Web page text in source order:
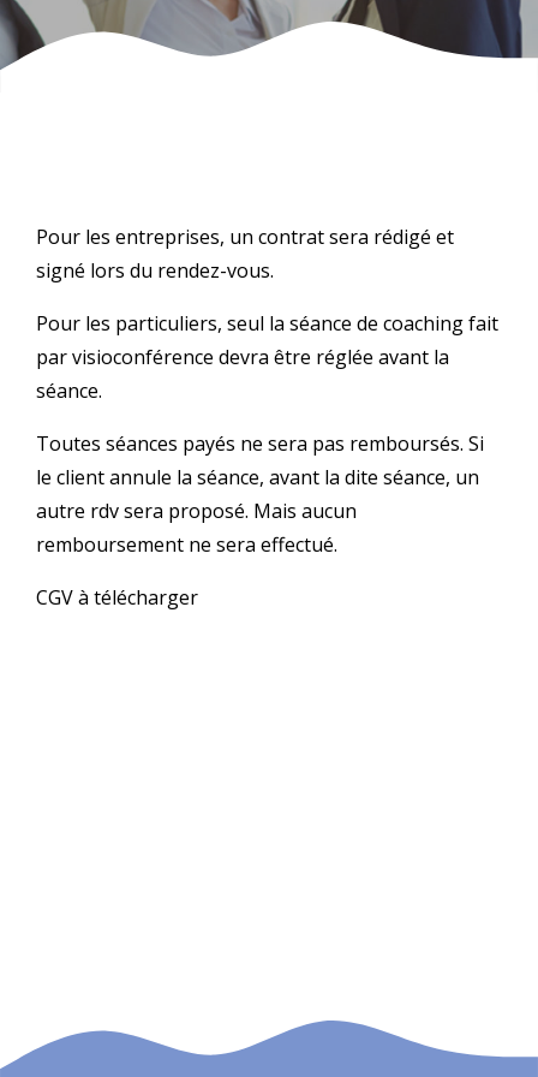
Pour les entreprises, un contrat sera rédigé et
signé lors du rendez-vous.
Pour les particuliers, seul la séance de coaching fait
par visioconférence devra être réglée avant la
séance.
Toutes séances payés ne sera pas remboursés. Si
le client annule la séance, avant la dite séance, un
autre rdv sera proposé. Mais aucun
remboursement ne sera effectué.
CGV à télécharger